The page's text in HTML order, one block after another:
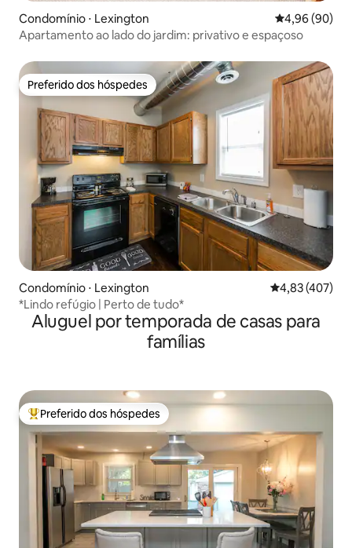
Condomínio ⋅ Lexington 4,96 de uma
4,96 (90)
Apartamento ao lado do jardim: privativo e espaçoso
Preferido dos hóspedes
Preferido dos hóspedes
Condomínio ⋅ Lexington 4,83 de uma
4,83 (407)
*Lindo refúgio | Perto de tudo*
Aluguel por temporada de casas para
famílias
Entre os melhores preferidos dos hóspedes
Preferido dos hóspedes